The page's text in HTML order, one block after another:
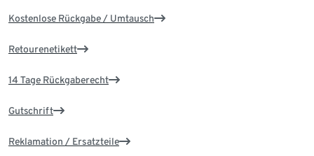
Kostenlose Rückgabe / Umtausch
Retourenetikett
14 Tage Rückgaberecht
Gutschrift
Reklamation / Ersatzteile